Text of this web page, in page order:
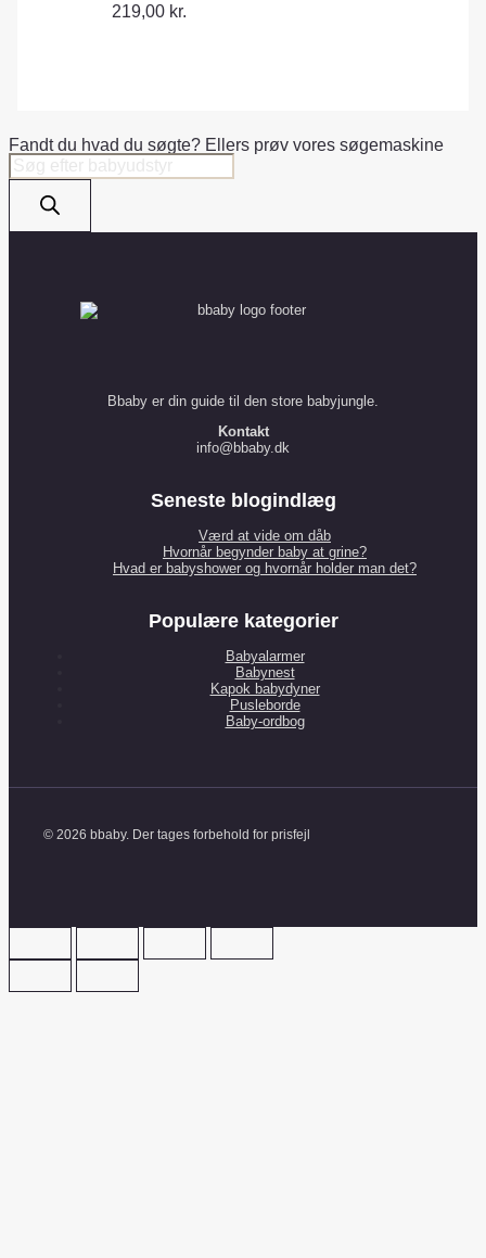
219,00 kr.
Fandt du hvad du søgte? Ellers prøv vores søgemaskine
Products
search
Bbaby er din guide til den store babyjungle.
Kontakt
info@bbaby.dk
Seneste blogindlæg
Værd at vide om dåb
Hvornår begynder baby at grine?
Hvad er babyshower og hvornår holder man det?
Populære kategorier
Babyalarmer
Babynest
Kapok babydyner
Pusleborde
Baby-ordbog
© 2026 bbaby. Der tages forbehold for prisfejl